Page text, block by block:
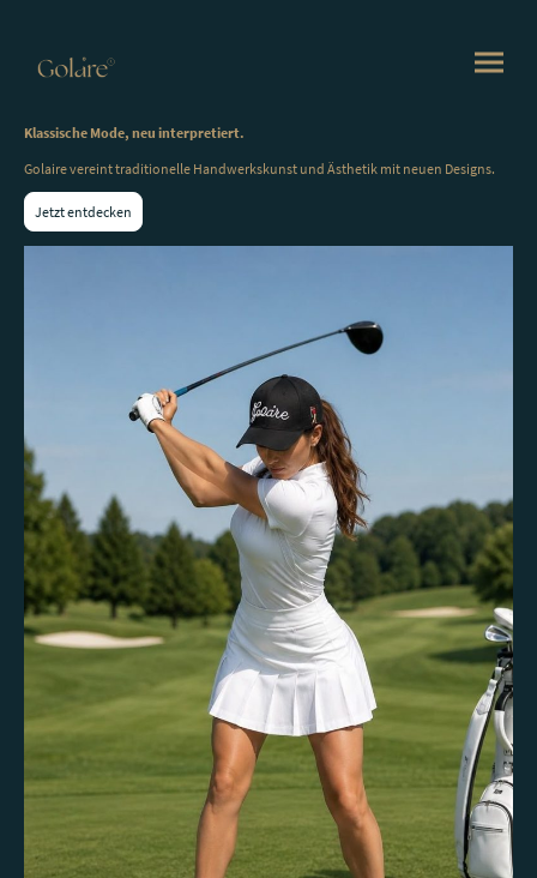
Klassische Mode, neu interpretiert.
Golaire vereint traditionelle Handwerkskunst und Ästhetik mit neuen Designs.
Jetzt entdecken